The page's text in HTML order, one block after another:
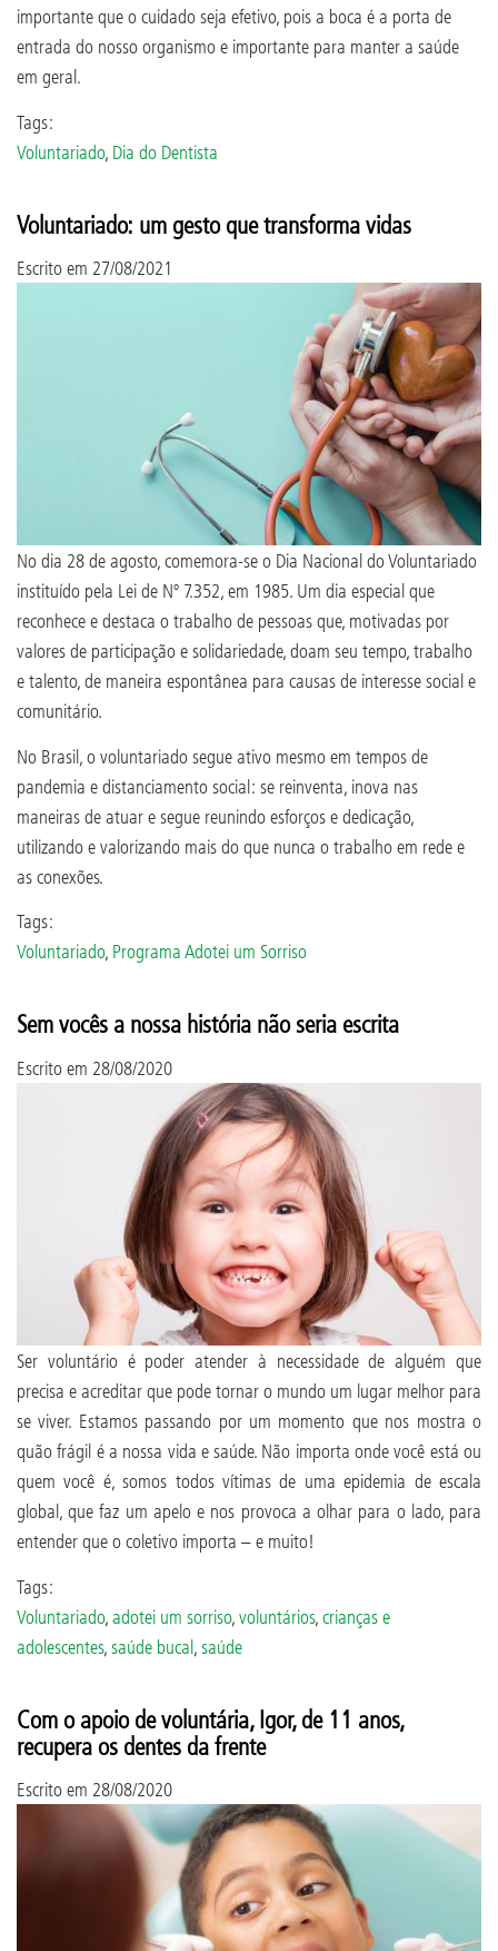
importante que o cuidado seja efetivo, pois a boca é a porta de
entrada do nosso organismo e importante para manter a saúde
em geral.
Tags:
Voluntariado, Dia do Dentista
Voluntariado: um gesto que transforma vidas
Escrito em 27/08/2021
No dia 28 de agosto, comemora-se o Dia Nacional do Voluntariado
instituído pela Lei de Nº 7.352, em 1985. Um dia especial que
reconhece e destaca o trabalho de pessoas que, motivadas por
valores de participação e solidariedade, doam seu tempo, trabalho
e talento, de maneira espontânea para causas de interesse social e
comunitário.
No Brasil, o voluntariado segue ativo mesmo em tempos de
pandemia e distanciamento social: se reinventa, inova nas
maneiras de atuar e segue reunindo esforços e dedicação,
utilizando e valorizando mais do que nunca o trabalho em rede e
as conexões.
Tags:
Voluntariado, Programa Adotei um Sorriso
Sem vocês a nossa história não seria escrita
Escrito em 28/08/2020
Ser voluntário é poder atender à necessidade de alguém que
precisa e acreditar que pode tornar o mundo um lugar melhor para
se viver. Estamos passando por um momento que nos mostra o
quão frágil é a nossa vida e saúde. Não importa onde você está ou
quem você é, somos todos vítimas de uma epidemia de escala
global, que faz um apelo e nos provoca a olhar para o lado, para
entender que o coletivo importa – e muito!
Tags:
Voluntariado,adotei um sorriso,voluntários,crianças e
adolescentes,saúde bucal,saúde
Com o apoio de voluntária, Igor, de 11 anos,
recupera os dentes da frente
Escrito em 28/08/2020